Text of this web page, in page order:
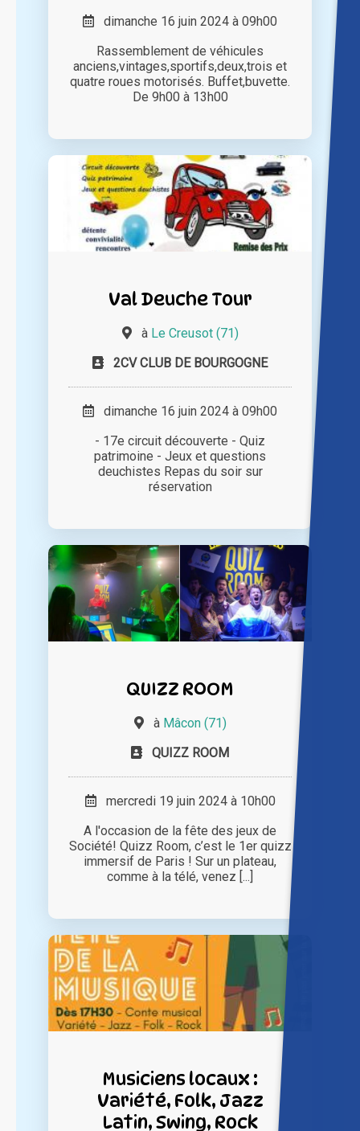
dimanche 16 juin 2024 à 09h00
Rassemblement de véhicules
anciens,vintages,sportifs,deux,trois et
quatre roues motorisés. Buffet,buvette.
De 9h00 à 13h00
Val Deuche Tour
à Le Creusot (71)
2CV CLUB DE BOURGOGNE
dimanche 16 juin 2024 à 09h00
- 17e circuit découverte - Quiz
patrimoine - Jeux et questions
deuchistes Repas du soir sur
réservation
QUIZZ ROOM
à Mâcon (71)
QUIZZ ROOM
mercredi 19 juin 2024 à 10h00
A l'occasion de la fête des jeux de
Société! Quizz Room, c’est le 1er quizz
immersif de Paris ! Sur un plateau,
comme à la télé, venez [...]
Musiciens locaux :
Variété, Folk, Jazz
Latin, Swing, Rock